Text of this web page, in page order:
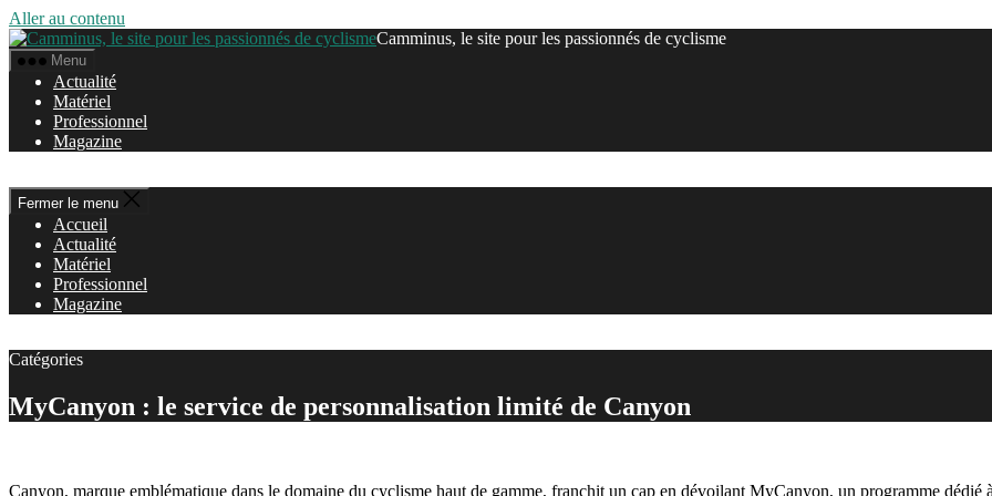
Aller au contenu
Camminus, le site pour les passionnés de cyclisme
Menu
Actualité
Matériel
Professionnel
Magazine
Fermer le menu
Accueil
Actualité
Matériel
Professionnel
Magazine
Catégories
MyCanyon : le service de personnalisation limité de Canyon
Canyon, marque emblématique dans le domaine du cyclisme haut de gamme, franchit un cap en dévoilant MyCanyon, un programme dédié